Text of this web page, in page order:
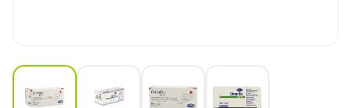
View larger image